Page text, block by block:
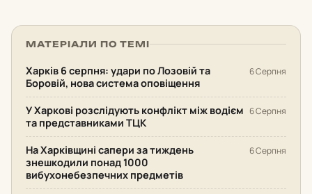
МАТЕРІАЛИ ПО ТЕМІ
Харків 6 серпня: удари по Лозовій та
Боровій, нова система оповіщення
6 Серпня
У Харкові розслідують конфлікт між водієм
та представниками ТЦК
6 Серпня
На Харківщині сапери за тиждень
знешкодили понад 1000
вибухонебезпечних предметів
6 Серпня